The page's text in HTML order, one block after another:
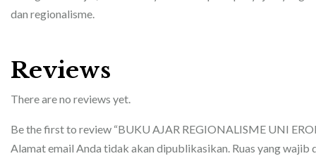
dan regionalisme.
Reviews
There are no reviews yet.
Be the first to review “BUKU AJAR REGIONALISME UNI
Alamat email Anda tidak akan dipublikasikan. Ruas yang wajib